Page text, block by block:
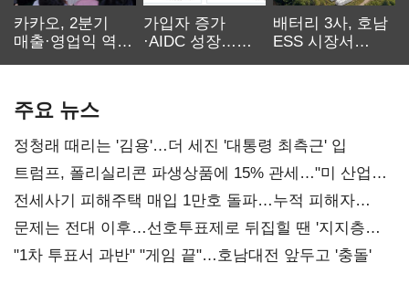
카카오, 2분기
매출·영업익 역대
가입자 증가
·AIDC 성장…
배터리 3사, 호남
ESS 시장서
주요 뉴스
정청래 때리는 '김용'…더 세진 '대통령 최측근' 입
트럼프, 폴리실리콘 파생상품에 15% 관세…"미 산업
재건"
전세사기 피해주택 매입 1만호 돌파…누적 피해자
4만278명
문제는 전대 이후…선호투표제로 뒤집힐 땐 '지지층
불복'
"1차 투표서 과반" "게임 끝"…호남대전 앞두고 '충돌'